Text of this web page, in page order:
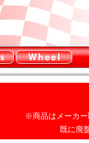
※商品はメーカー
既に廃